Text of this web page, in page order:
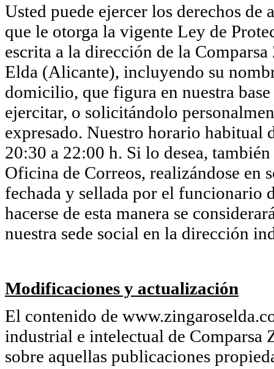
Usted puede ejercer los derechos
que le otorga la vigente Ley de
escrita a la dirección de la
Elda (Alicante), incluyendo su
domicilio, que figura en nuestra
ejercitar, o solicitándolo
expresado. Nuestro horario habitual
20:30 a 22:00 h. Si lo desea,
Oficina de Correos, realizándose en
fechada y sellada por el funcionario
hacerse de esta manera se
nuestra sede social en la dirección
Modificaciones y actualización
El contenido de
industrial e intelectual de Comparsa
sobre aquellas publicaciones